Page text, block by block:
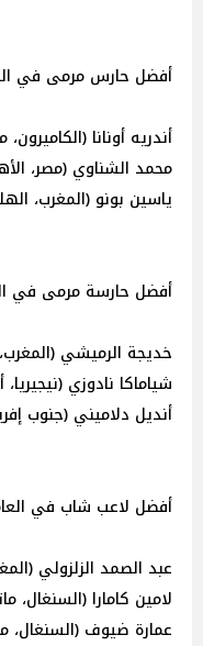
أفضل حارس مرمى في
أندريه أونانا
محمد الشناوي (مصر،
ياسين بونو (المغرب،
أفضل حارسة مرمى في
خديجة الرميشي
شياماكا نادوزي
أنديل دلاميني (جنوب
أفضل لاعب شاب في
عبد الصمد الزلزولي
لامين كامارا (السنغال،
عمارة ضيوف (السنغال،